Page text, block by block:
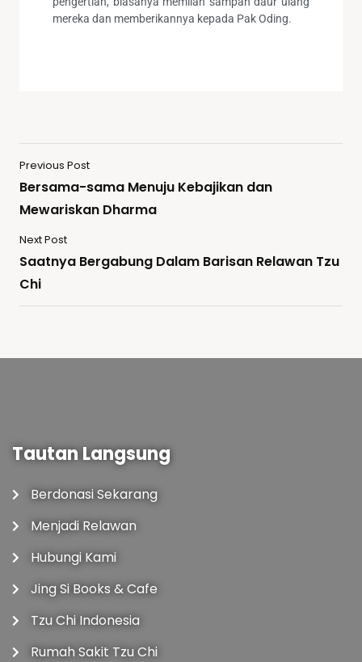
mereka dan memberikannya kepada Pak Oding.
Previous Post
Bersama-sama Menuju Kebajikan dan
Mewariskan Dharma
Next Post
Saatnya Bergabung Dalam Barisan Relawan Tzu
Chi
Tautan Langsung
Berdonasi Sekarang
Menjadi Relawan
Hubungi Kami
Jing Si Books & Cafe
Tzu Chi Indonesia
Rumah Sakit Tzu Chi